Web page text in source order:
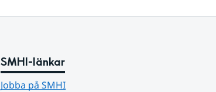
SMHI-länkar
Jobba på SMHI